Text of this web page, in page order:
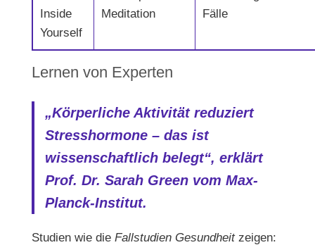
Inside
Yourself
Meditation
Fälle
Lernen von Experten
„Körperliche Aktivität reduziert
Stresshormone – das ist
wissenschaftlich belegt“, erklärt
Prof. Dr. Sarah Green vom Max-
Planck-Institut.
Studien wie die Fallstudien Gesundheitzeigen: